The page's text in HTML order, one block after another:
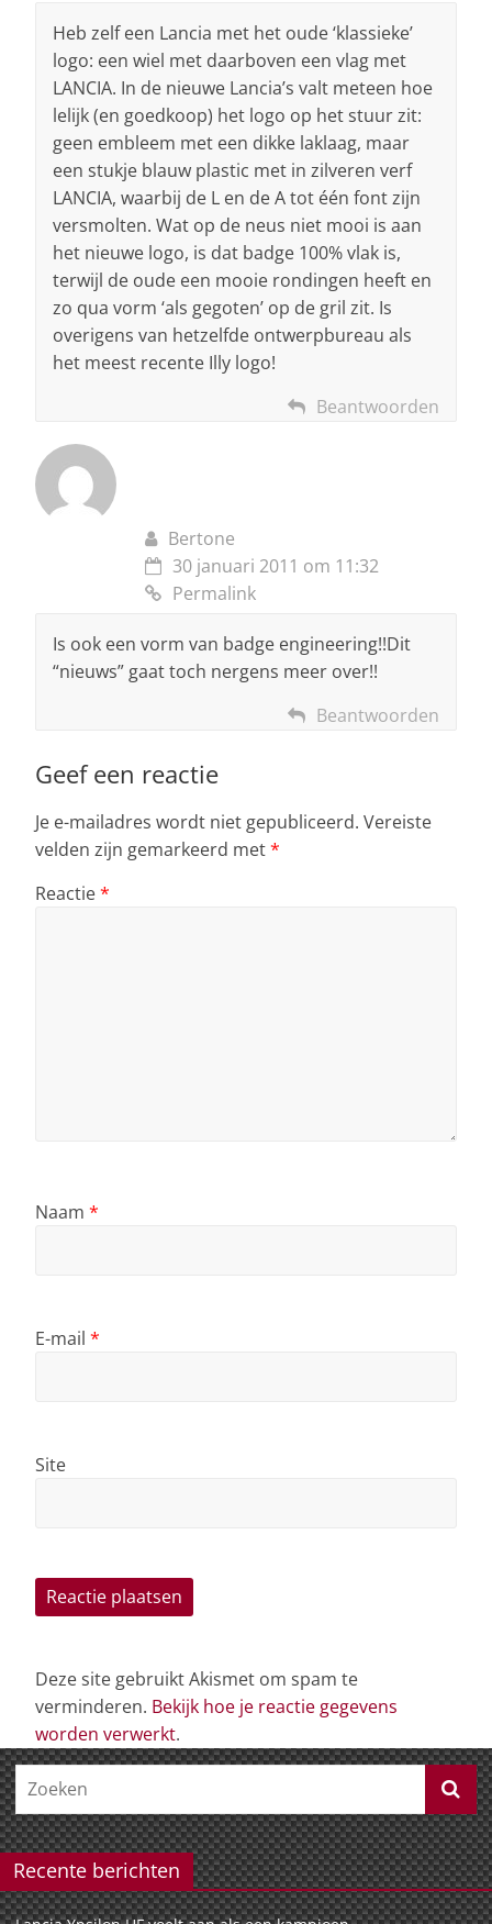
Heb zelf een Lancia met het oude ‘klassieke’
logo: een wiel met daarboven een vlag met
LANCIA. In de nieuwe Lancia’s valt meteen hoe
lelijk (en goedkoop) het logo op het stuur zit:
geen embleem met een dikke laklaag, maar
een stukje blauw plastic met in zilveren verf
LANCIA, waarbij de L en de A tot één font zijn
versmolten. Wat op de neus niet mooi is aan
het nieuwe logo, is dat badge 100% vlak is,
terwijl de oude een mooie rondingen heeft en
zo qua vorm ‘als gegoten’ op de gril zit. Is
overigens van hetzelfde ontwerpbureau als
het meest recente Illy logo!
Beantwoorden
Bertone
30 januari 2011 om 11:32
Permalink
Is ook een vorm van badge engineering!!Dit
“nieuws” gaat toch nergens meer over!!
Beantwoorden
Geef een reactie
Je e-mailadres wordt niet gepubliceerd. Vereiste
velden zijn gemarkeerd met*
Reactie*
Naam *
E-mail *
Site
Deze site gebruikt Akismet om spam te
verminderen. Bekijk hoe je reactie gegevens
worden verwerkt.
Recente berichten